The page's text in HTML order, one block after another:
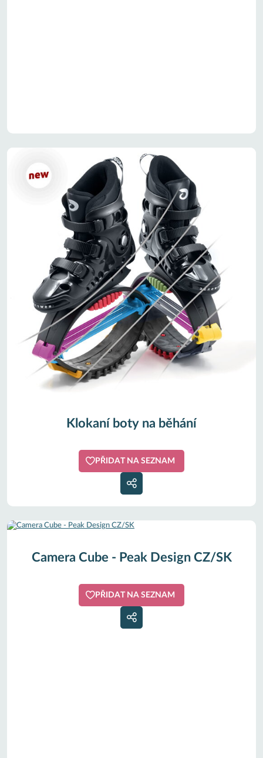
Klokaní boty na běhání
PŘIDAT NA SEZNAM
Camera Cube - Peak Design CZ/SK
PŘIDAT NA SEZNAM